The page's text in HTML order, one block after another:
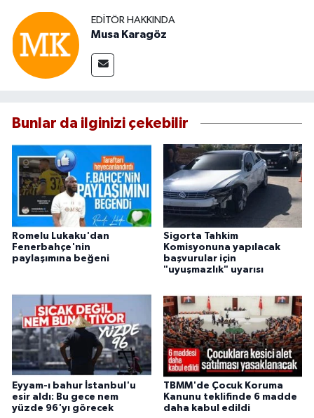
EDITÖR HAKKINDA
Musa Karagöz
Bunlar da ilginizi çekebilir
Romelu Lukaku'dan
Fenerbahçe'nin
paylaşımına beğeni
Sigorta Tahkim
Komisyonuna yapılacak
başvurular için
"uyuşmazlık" uyarısı
Eyyam-ı bahur İstanbul'u
esir aldı: Bu gece nem
yüzde 96'yı görecek
TBMM'de Çocuk Koruma
Kanunu teklifinde 6 madde
daha kabul edildi